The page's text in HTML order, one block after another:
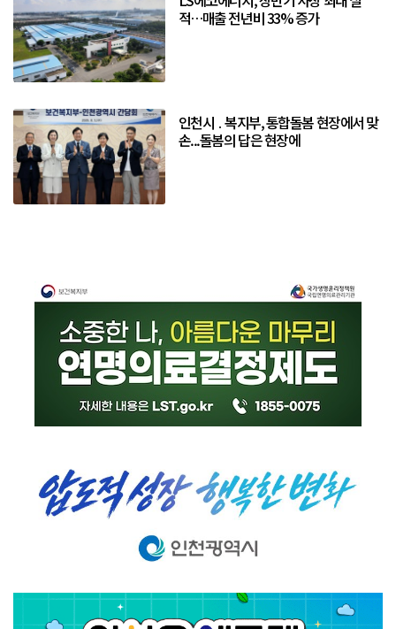
적…매출 전년비 33% 증가
인천시 ․ 복지부, 통합돌봄 현장에서 맞
손...돌봄의 답은 현장에